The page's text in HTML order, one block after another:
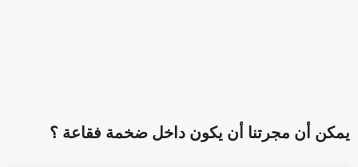
يمكن أن مجرتنا أن يكون داخل ضخمة فقاعة ؟